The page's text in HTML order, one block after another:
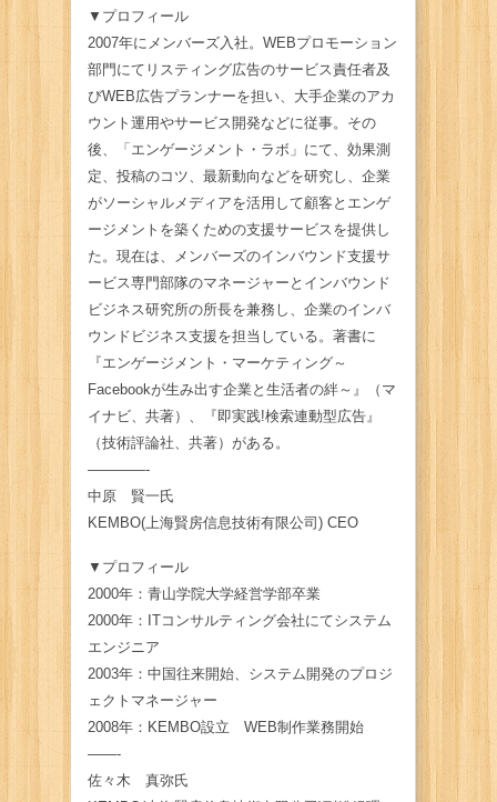
▼プロフィール
2007年にメンバーズ入社。WEBプロモーション
部門にてリスティング広告のサービス責任者及
びWEB広告プランナーを担い、大手企業のアカ
ウント運用やサービス開発などに従事。その
後、「エンゲージメント・ラボ」にて、効果測
定、投稿のコツ、最新動向などを研究し、企業
がソーシャルメディアを活用して顧客とエンゲ
ージメントを築くための支援サービスを提供し
た。現在は、メンバーズのインバウンド支援サ
ービス専門部隊のマネージャーとインバウンド
ビジネス研究所の所長を兼務し、企業のインバ
ウンドビジネス支援を担当している。著書に
『エンゲージメント・マーケティング～
Facebookが生み出す企業と生活者の絆～』（マ
イナビ、共著）、『即実践!検索連動型広告』
（技術評論社、共著）がある。
————-
中原 賢一氏
KEMBO(上海賢房信息技術有限公司) CEO
▼プロフィール
2000年：青山学院大学経営学部卒業
2000年：ITコンサルティング会社にてシステム
エンジニア
2003年：中国往来開始、システム開発のプロジ
ェクトマネージャー
2008年：KEMBO設立 WEB制作業務開始
——-
佐々木 真弥氏